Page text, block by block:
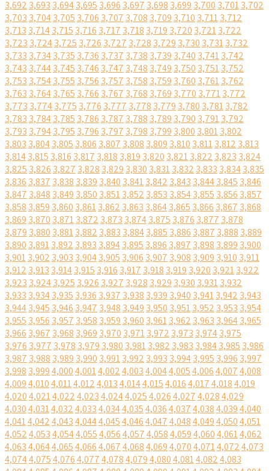
3,692 3,693 3,6943,695 3,696 3,697 3,698 3,699 3,700 3,7013,702
3,703 3,7043,705 3,706 3,707 3,708 3,709 3,710 3,7113,712
3,713 3,7143,715 3,716 3,717 3,718 3,719 3,720 3,7213,722
3,723 3,7243,725 3,726 3,727 3,728 3,729 3,730 3,7313,732
3,733 3,7343,735 3,736 3,737 3,738 3,739 3,740 3,7413,742
3,743 3,7443,745 3,746 3,747 3,748 3,749 3,750 3,7513,752
3,753 3,7543,755 3,756 3,757 3,758 3,759 3,760 3,7613,762
3,763 3,7643,765 3,766 3,767 3,768 3,769 3,770 3,7713,772
3,773 3,7743,775 3,776 3,777 3,778 3,779 3,780 3,7813,782
3,783 3,7843,785 3,786 3,787 3,788 3,789 3,790 3,7913,792
3,793 3,7943,795 3,796 3,797 3,798 3,799 3,800 3,8013,802
3,803 3,8043,805 3,806 3,807 3,808 3,809 3,810 3,8113,812 3,813
3,8143,815 3,816 3,817 3,818 3,819 3,820 3,8213,822 3,823 3,824
3,825 3,826 3,827 3,828 3,829 3,830 3,8313,832 3,833 3,8343,835
3,836 3,837 3,838 3,839 3,840 3,8413,842 3,843 3,8443,845 3,846
3,847 3,848 3,849 3,850 3,8513,852 3,853 3,8543,855 3,856 3,857
3,858 3,859 3,860 3,8613,862 3,863 3,8643,865 3,866 3,867 3,868
3,869 3,870 3,8713,872 3,873 3,8743,875 3,876 3,877 3,878
3,879 3,880 3,8813,882 3,883 3,8843,885 3,886 3,887 3,888 3,889
3,890 3,8913,892 3,893 3,8943,895 3,896 3,897 3,898 3,899 3,900
3,9013,902 3,903 3,9043,905 3,906 3,907 3,908 3,909 3,910 3,911
3,912 3,913 3,9143,915 3,916 3,917 3,918 3,919 3,920 3,9213,922
3,923 3,9243,925 3,926 3,927 3,928 3,929 3,930 3,9313,932
3,933 3,9343,935 3,936 3,937 3,938 3,939 3,940 3,9413,942 3,943
3,9443,945 3,946 3,947 3,948 3,949 3,950 3,9513,952 3,953 3,954
3,955 3,956 3,957 3,958 3,959 3,960 3,9613,962 3,963 3,9643,965
3,966 3,967 3,968 3,969 3,970 3,9713,972 3,973 3,9743,975
3,976 3,977 3,978 3,979 3,980 3,9813,982 3,983 3,9843,985 3,986
3,987 3,988 3,989 3,990 3,9913,992 3,993 3,9943,995 3,996 3,997
3,998 3,9994,0004,0014,0024,0034,0044,0054,0064,0074,008
4,0094,0104,0114,0124,0134,0144,0154,0164,0174,0184,019
4,0204,0214,0224,0234,0244,0254,0264,0274,0284,029
4,0304,0314,0324,0334,0344,0354,0364,0374,0384,0394,040
4,0414,0424,0434,0444,0454,0464,0474,0484,0494,0504,051
4,0524,0534,0544,0554,0564,0574,0584,0594,0604,0614,062
4,0634,0644,0654,0664,0674,0684,0694,0704,0714,0724,073
4,0744,0754,0764,0774,0784,0794,0804,0814,0824,083